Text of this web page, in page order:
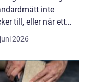
inte
till, eller när ett
behöver fön...
2026